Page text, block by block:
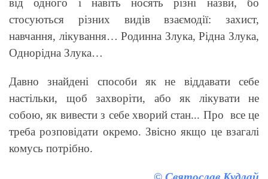
від одного і навіть носять різні назви, бо
стосуються різних видів взаємодії: захист,
навчання, лікування… Родинна Злука, Рідна Злука,
Однорідна Злука…
Давно знайдені способи як не віддавати себе
настільки, щоб захворіти, або як лікувати не
собою, як вивести з себе хворий стан... Про все це
треба розповідати окремо. Звісно якщо це взагалі
комусь потрібно.